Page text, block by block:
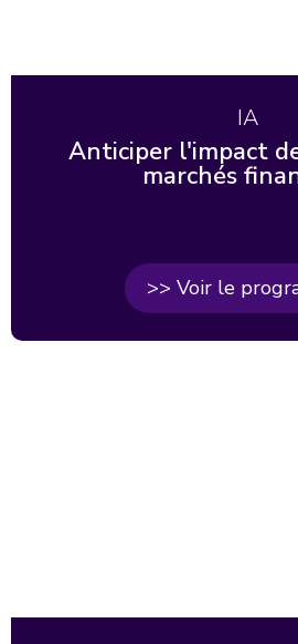
IA
Anticiper l'impact
marchés
>> Voir le